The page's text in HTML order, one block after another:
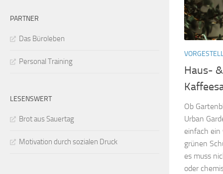
Haus-
Ob
Urban
einfach
grünen
es muss
oder
PARTNER
Das Büroleben
Personal Training
LESENSWERT
Brot aus Sauertag
Motivation durch sozialen Druck